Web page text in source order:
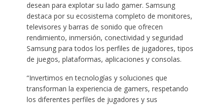
desean para explotar su lado gamer. Samsung
destaca por su ecosistema completo de monitores,
televisores y barras de sonido que ofrecen
rendimiento, inmersión, conectividad y seguridad
Samsung para todos los perfiles de jugadores, tipos
de juegos, plataformas, aplicaciones y consolas.
“Invertimos en tecnologías y soluciones que
transforman la experiencia de gamers, respetando
los diferentes perfiles de jugadores y sus